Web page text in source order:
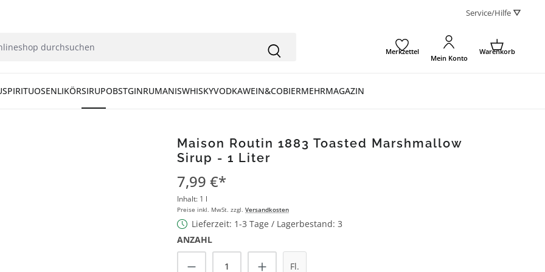
Service/Hilfe ⛛
Merkzettel
Mein Konto
Warenkorb
SPIRITUOSENLIKÖRSIRUPOBSTGINRUMANISWHISKYVODKAWEIN&COBIERMEHRMAGAZIN
Maison Routin 1883 Toasted Marshmallow
Sirup - 1 Liter
7,99 €*
Inhalt: 1 l
Preise inkl. MwSt. zzgl. Versandkosten
Lieferzeit: 1-3 Tage / Lagerbestand: 3
ANZAHL
Produkt Anzahl: Gib den gewünschten Wert ein
Fl.